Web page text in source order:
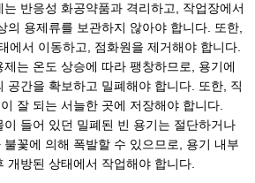
는 반응성 화공약품과 격리하고, 작업장에서
의 용제류를 보관하지 않아야 합니다. 또한,
에서 이동하고, 점화원을 제거해야 합니다.
제는 온도 상승에 따라 팽창하므로, 용기에
공간을 확보하고 밀폐해야 합니다. 또한, 직
잘 되는 서늘한 곳에 저장해야 합니다.
이 들어 있던 밀폐된 빈 용기는 절단하거나
꽃에 의해 폭발할 수 있으므로, 용기 내부
개방된 상태에서 작업해야 합니다.